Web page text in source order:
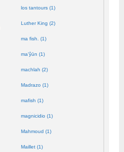
los tantours (1)
Luther King (2)
ma fish. (1)
ma’ŷūn (1)
machlah (2)
Madrazo (1)
mafish (1)
magnicidio (1)
Mahmoud (1)
Maillet (1)